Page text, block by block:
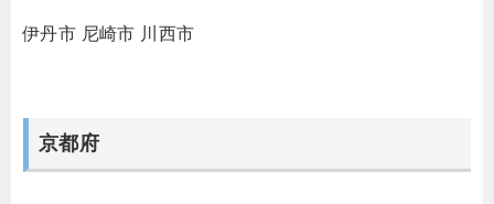
伊丹市 尼崎市 川西市
京都府